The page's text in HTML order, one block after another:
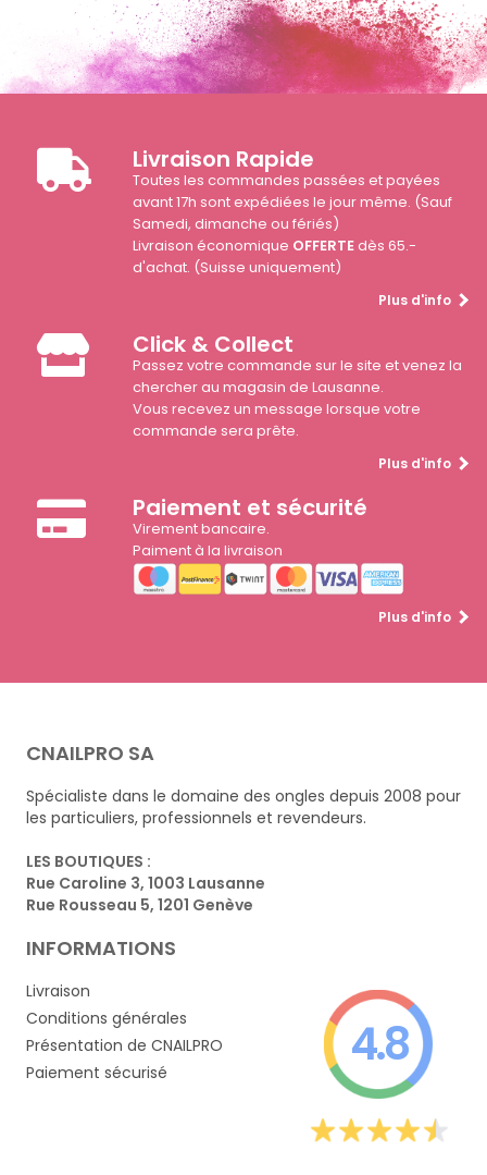
Livraison Rapide
Toutes les commandes passées et payées
avant 17h sont expédiées le jour même. (Sauf
Samedi, dimanche ou fériés)
Livraison économique OFFERTEdès 65.-
d'achat. (Suisse uniquement)
Plus d'info
Click & Collect
Passez votre commande sur le site et venez la
chercher au magasin de Lausanne.
Vous recevez un message lorsque votre
commande sera prête.
Plus d'info
Paiement et sécurité
Virement bancaire.
Paiment à la livraison
Plus d'info
CNAILPRO SA
Spécialiste dans le domaine des ongles depuis 2008 pour
les particuliers, professionnels et revendeurs.
LES BOUTIQUES :
Rue Caroline 3, 1003 Lausanne
Rue Rousseau 5, 1201 Genève
INFORMATIONS
Livraison
Conditions générales
Présentation de CNAILPRO
Paiement sécurisé
4.8